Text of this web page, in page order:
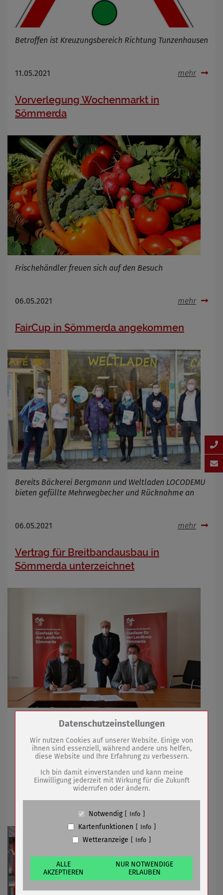
Betroffen ist Kreuzungsbereich Richtung Tunzenhausen
11.05.2021 mehr
Vorverlegung Wochenmarkt in
Sömmerda
Frischehändler freuen sich auf den Besuch
06.05.2021 mehr
FairCup in Sömmerda angekommen
Bereits Bäckerei Bergmann und Weltladen LOCODEMU
bieten gefüllte Mehrwegbecher und Rücknahme an
06.05.2021 mehr
Vertrag für Breitbandausbau in
Sömmerda unterzeichnet
Rund 2000 Haushalte und Unternehmen werden vom
Neuer Anlauf für Regenbogentour 2021
von Arnstadt nach Sömmerda
Zum Betrieb der Seite notwendige Cookies /
Name
PHP Session Cookie
Anbieter
Eigentümer dieser Website (Wenko-
Wenselaar GmbH & Co. KG)
Absicherung Kontaktformular / SPAM
Cookiespeicherung Entscheidungscookie
Anbieter
Eigentümer dieser Website (Wenko-
Wenselaar GmbH & Co. KG)
Zweck
Speichert die Einstellungen der Besucher
bezüglich der Speicherung von Cookies.
Cookie Name
dywc
Datenschutzeinstellungen
Wir nutzen Cookies auf unserer Website. Einige von
ihnen sind essenziell, während andere uns helfen,
diese Website und Ihre Erfahrung zu verbessern.
Ich bin damit einverstanden und kann meine
Einwilligung jederzeit mit Wirkung für die Zukunft
widerrufen oder ändern.
Notwendig Info
Kartenfunktionen Info
Wetteranzeige Info
ALLE
AKZEPTIEREN
NUR NOTWENDIGE
ERLAUBEN